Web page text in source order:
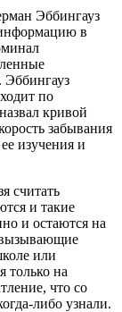
Эббингауз
в
Эббингауз
по
кривой
забывания
изучения и
считать
и такие
и остаются на
или
только на
что со
либо узнали.